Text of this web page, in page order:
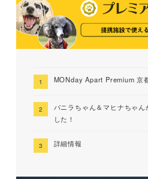
MONday Apart Premium 京
バニラちゃん＆マヒナちゃ
した！
詳細情報